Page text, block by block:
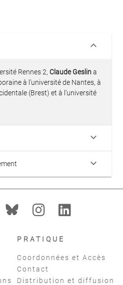
keyboard_arrow_down
Rennes 2, Claude Geslina
à l’université de Nantes, à
(Brest) et à l’université
keyboard_arrow_down
keyboard_arrow_down
PRATIQUE
Coordonnées et Accès
Contact
Distribution et diffusion